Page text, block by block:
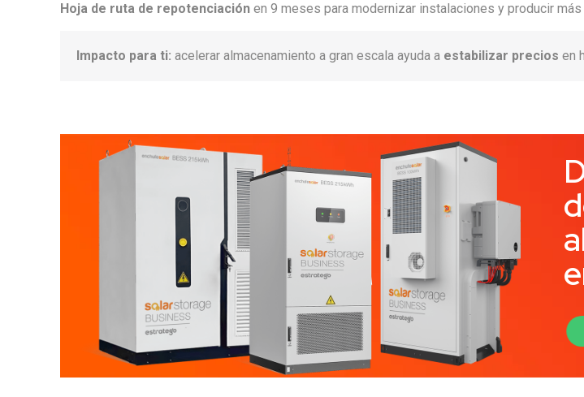
Hoja de ruta de repotenciación en 9 meses para modernizar instalaciones y producir
Impacto para ti: acelerar almacenamiento a gran escala ayuda a estabilizar precios en